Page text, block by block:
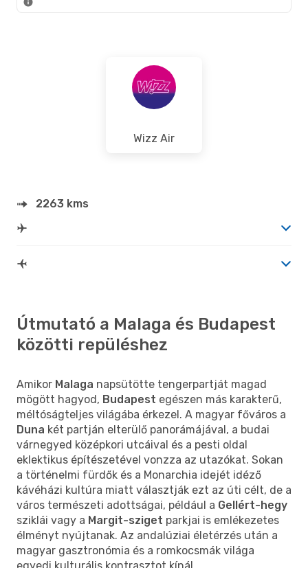
Wizz Air
2263 kms
Útmutató a Malaga és Budapest
közötti repüléshez
Amikor Malaga napsütötte tengerpartját magad
mögött hagyod, Budapest egészen más karakterű,
méltóságteljes világába érkezel. A magyar főváros a
Duna két partján elterülő panorámájával, a budai
várnegyed középkori utcáival és a pesti oldal
eklektikus építészetével vonzza az utazókat. Sokan
a történelmi fürdők és a Monarchia idejét idéző
kávéházi kultúra miatt választják ezt az úti célt, de a
város természeti adottságai, például a Gellért-hegy
sziklái vagy a Margit-sziget parkjai is emlékezetes
élményt nyújtanak. Az andalúziai életérzés után a
magyar gasztronómia és a romkocsmák világa